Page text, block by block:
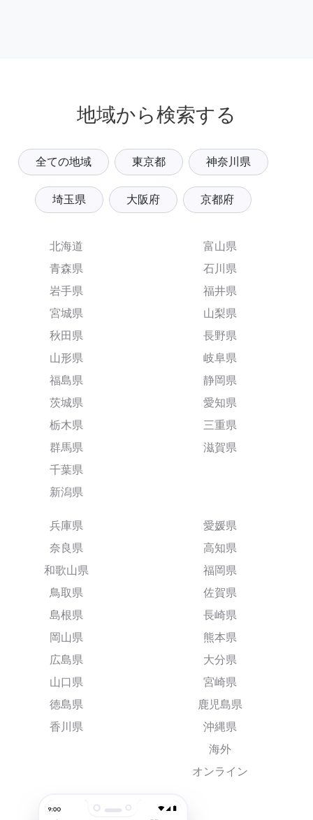
地域から検索する
全ての地域 東京都 神奈川県
埼玉県 大阪府 京都府
北海道
青森県
岩手県
宮城県
秋田県
山形県
福島県
茨城県
栃木県
群馬県
千葉県
新潟県
富山県
石川県
福井県
山梨県
長野県
岐阜県
静岡県
愛知県
三重県
滋賀県
兵庫県
奈良県
和歌山県
鳥取県
島根県
岡山県
広島県
山口県
徳島県
香川県
愛媛県
高知県
福岡県
佐賀県
長崎県
熊本県
大分県
宮崎県
鹿児島県
沖縄県
海外
オンライン